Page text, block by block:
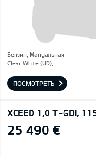
Бензин, Mануальная
Clear White (UD),
ПОСМОТРЕТЬ
XCEED 1,0 T-GDI,
25 490 €